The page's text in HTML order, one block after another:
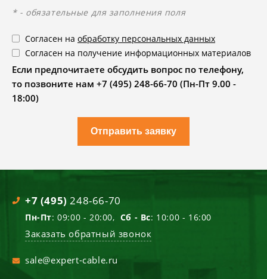
* - обязательные для заполнения поля
Согласен на обработку персональных данных
Согласен на получение информационных материалов
Если предпочитаете обсудить вопрос по телефону,
то позвоните нам +7 (495) 248-66-70 (Пн-Пт 9.00 -
18:00)
Отправить заявку
+7 (495) 248-66-70
Пн-Пт: 09:00 - 20:00, Сб - Вс: 10:00 - 16:00
Заказать обратный звонок
sale@expert-cable.ru